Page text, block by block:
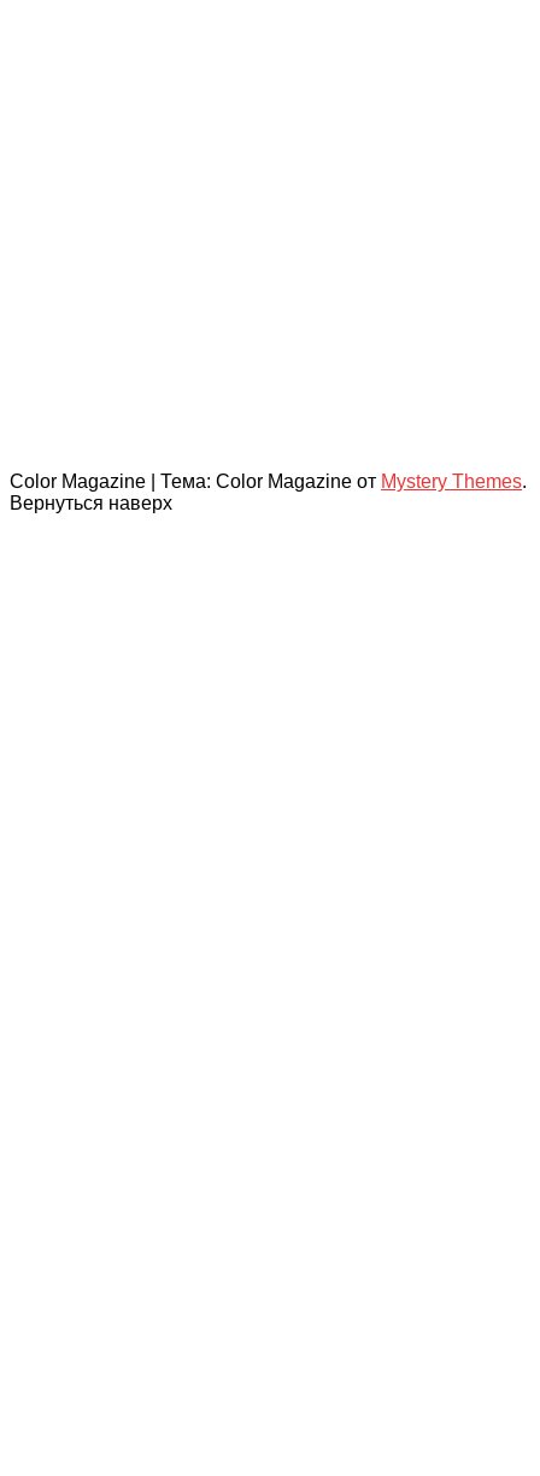
Color Magazine Тема: Color Magazine от Mystery Themes.
Вернуться наверх